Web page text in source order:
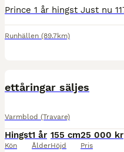
Runhällen (89.7km)
ettåringar säljes
Varmblod (Travare)
Hingst
Kön
1 år
Ålder
155 cm
Höjd
25 000 kr
Pris